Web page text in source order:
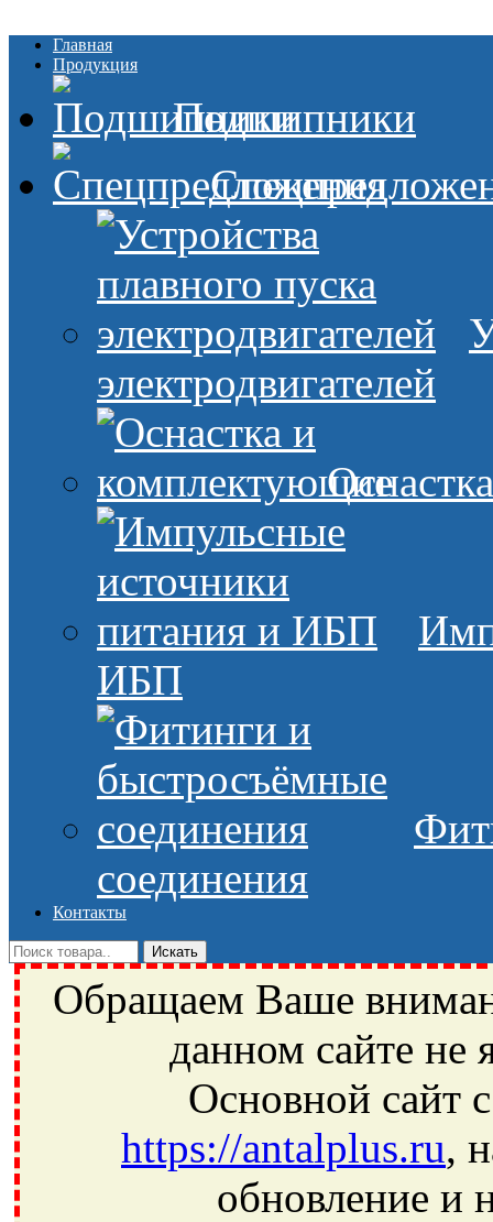
Главная
Продукция
Подшипники
электродвигателей
ИБП
соединения
Контакты
Обращаем Ваше
данном сайте не
Основной сайт
https://antalplus.ru,
обновление и